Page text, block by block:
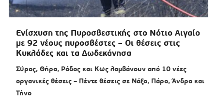
Ενίσχυση της Πυροσβεστικής στο Νότιο Αιγαίο
με 92 νέους πυροσβέστες – Οι θέσεις στις
Κυκλάδες και τα Δωδεκάνησα
Σύρος, Θήρα, Ρόδος και Κως λαμβάνουν από 10 νέες
οργανικές θέσεις – Πέντε θέσεις σε Νάξο, Πάρο, Άνδρο και
Τήνο